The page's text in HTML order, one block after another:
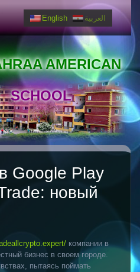
English العربية
AMERICAN
SCHOOL
Google Play
новый
компании в
бизнес в своем городе.
пытаясь поймать